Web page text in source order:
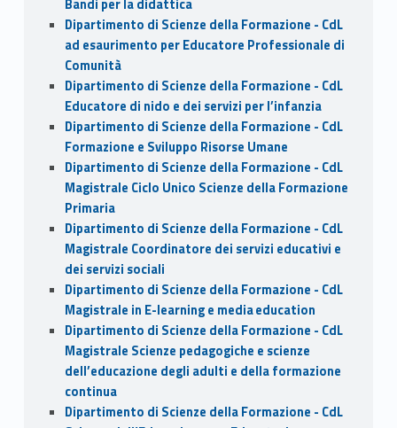
Bandi per la didattica
Dipartimento di Scienze della Formazione - CdL
ad esaurimento per Educatore Professionale di
Comunità
Dipartimento di Scienze della Formazione - CdL
Educatore di nido e dei servizi per l’infanzia
Dipartimento di Scienze della Formazione - CdL
Formazione e Sviluppo Risorse Umane
Dipartimento di Scienze della Formazione - CdL
Magistrale Ciclo Unico Scienze della Formazione
Primaria
Dipartimento di Scienze della Formazione - CdL
Magistrale Coordinatore dei servizi educativi e
dei servizi sociali
Dipartimento di Scienze della Formazione - CdL
Magistrale in E-learning e media education
Dipartimento di Scienze della Formazione - CdL
Magistrale Scienze pedagogiche e scienze
dell’educazione degli adulti e della formazione
continua
Dipartimento di Scienze della Formazione - CdL